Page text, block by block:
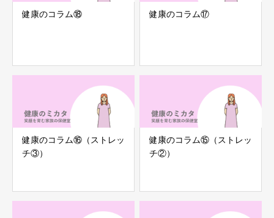
健康のコラム⑱ 健康のコラム⑰
健康のコラム⑯（ストレッ
チ③）
健康のコラム⑮（ストレッ
チ②）